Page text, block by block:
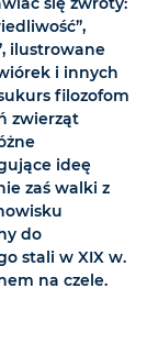
ilustrowane
i innych
filozofom
zwierząt
ideę
zaś walki z
do
stali w XIX w.
na czele.